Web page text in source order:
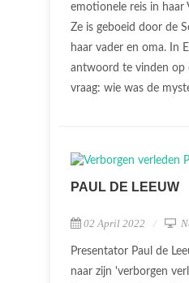
emotionele reis in haar
Ze is geboeid door de
haar vader en oma. In
antwoord te vinden op
vraag: wie was de
PAUL DE LEEUW
02 April 2022
Presentator Paul de
naar zijn 'verborgen